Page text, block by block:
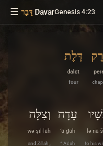
☰ דָּבָר·DavarGenesis 4:23
דָּלֶת
dalɛt
four
to his
עָדָה
‘ā·ḏāh
“ Adah
וְצִלָּה
wə·ṣil·lāh
and Zillah ,